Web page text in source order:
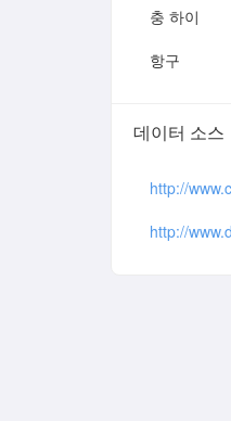
충 하이
항구
데이터 소스
http://
http://